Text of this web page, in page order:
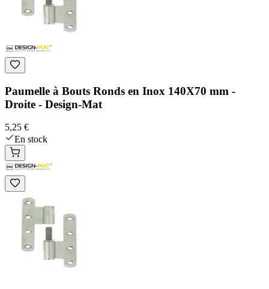
Paumelle à Bouts Ronds en Inox 140X70 mm -
Droite - Design-Mat
5,25 €
En stock